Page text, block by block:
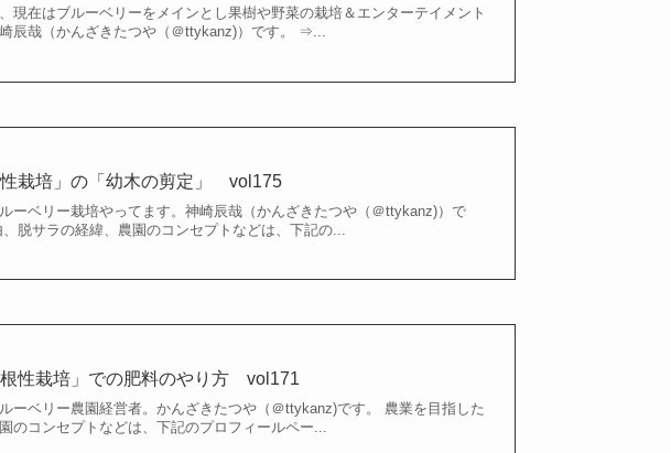
現在はブルーベリーをメインとし果樹や野菜の栽培＆エンターテイメント
辰哉（かんざきたつや（＠ttykanz)）です。 ⇒...
栽培」の「幼木の剪定」 vol175
ーベリー栽培やってます。神崎辰哉（かんざきたつや（＠ttykanz)）で
脱サラの経緯、農園のコンセプトなどは、下記の...
性栽培」での肥料のやり方 vol171
ーベリー農園経営者。かんざきたつや（＠ttykanz)です。 農業を目指した
のコンセプトなどは、下記のプロフィールペー...